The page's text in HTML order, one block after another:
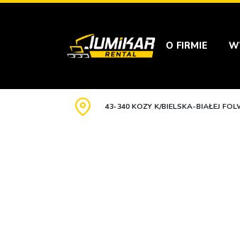
O FIRMIE
43-340 KOZY K/BIELSKA-BIAŁEJ